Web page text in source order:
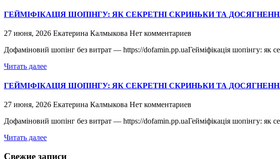
ГЕЙМІФІКАЦІЯ ШОПІНГУ: ЯК СЕКРЕТНІ СКРИНЬКИ ТА
27 июня, 2026 Екатерина Калмыкова Нет комментариев
Дофаміновий шопінг без витрат — https://dofamin.pp.uaГейміфікація шопінгу: як
Читать далее
ГЕЙМІФІКАЦІЯ ШОПІНГУ: ЯК СЕКРЕТНІ СКРИНЬКИ ТА
27 июня, 2026 Екатерина Калмыкова Нет комментариев
Дофаміновий шопінг без витрат — https://dofamin.pp.uaГейміфікація шопінгу: як
Читать далее
Свежие записи